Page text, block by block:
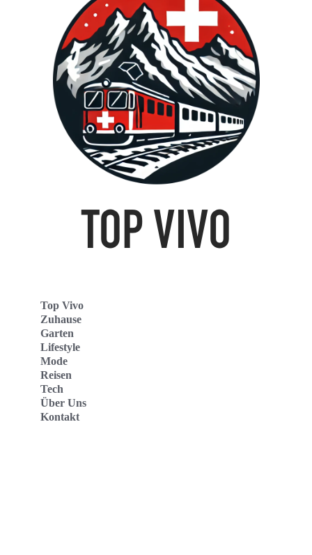
Top Vivo
Zuhause
Garten
Lifestyle
Mode
Reisen
Tech
Über Uns
Kontakt